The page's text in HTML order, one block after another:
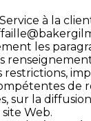
Service à la
les
de
sur la
Web.